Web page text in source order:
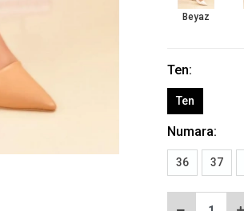
Beyaz
Ten:
Ten
Numara:
36 37